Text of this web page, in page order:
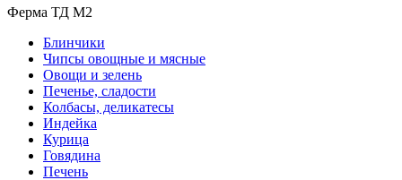
Ферма ТД М2
Блинчики
Чипсы овощные и мясные
Овощи и зелень
Печенье, сладости
Колбасы, деликатесы
Индейка
Курица
Говядина
Печень